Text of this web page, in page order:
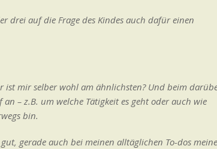
drei auf die Frage des Kindes auch dafür einen
ist mir selber wohl am ähnlichsten? Und beim
– z.B. um welche Tätigkeit es geht oder auch wie
bin.
gerade auch bei meinen alltäglichen To-dos